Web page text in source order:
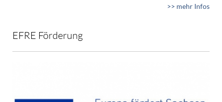
>> mehr Infos
EFRE Förderung